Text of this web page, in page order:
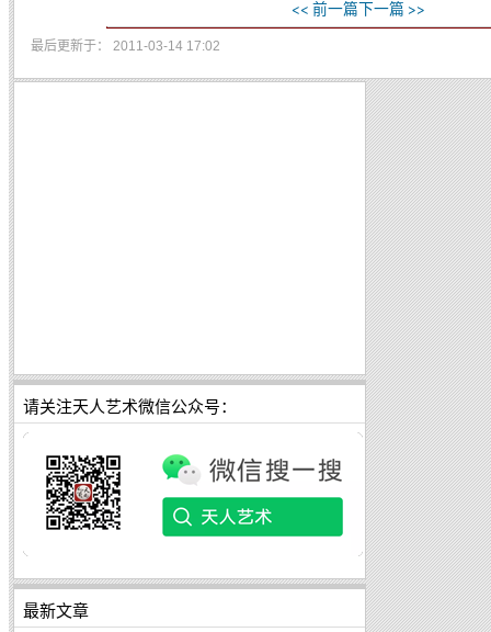
<< 前一篇下一篇 >>
最后更新于： 2011-03-14 17:02
请关注天人艺术微信公众号：
最新文章